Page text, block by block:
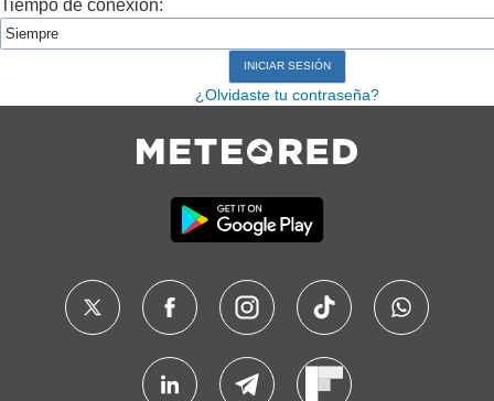
Tiempo de conexión:
¿Olvidaste tu contraseña?